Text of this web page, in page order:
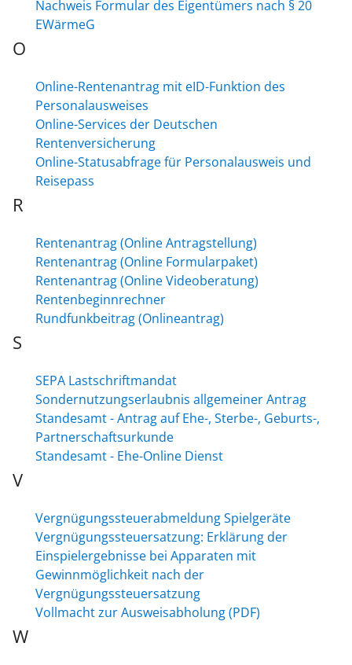
Nachweis Formular des Eigentümers nach § 20
EWärmeG
O
Online-Rentenantrag mit eID-Funktion des
Personalausweises
Online-Services der Deutschen
Rentenversicherung
Online-Statusabfrage für Personalausweis und
Reisepass
R
Rentenantrag (Online Antragstellung)
Rentenantrag (Online Formularpaket)
Rentenantrag (Online Videoberatung)
Rentenbeginnrechner
Rundfunkbeitrag (Onlineantrag)
S
SEPA Lastschriftmandat
Sondernutzungserlaubnis allgemeiner Antrag
Standesamt - Antrag auf Ehe-, Sterbe-, Geburts-,
Partnerschaftsurkunde
Standesamt - Ehe-Online Dienst
V
Vergnügungssteuerabmeldung Spielgeräte
Vergnügungssteuersatzung: Erklärung der
Einspielergebnisse bei Apparaten mit
Gewinnmöglichkeit nach der
Vergnügungssteuersatzung
Vollmacht zur Ausweisabholung (PDF)
W